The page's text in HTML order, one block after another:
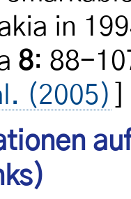
in
8: 88-
(2005)